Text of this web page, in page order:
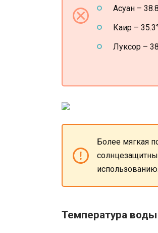
Асуан –
Каир –
Луксор –
Более мягкая
использованию.
Температура воды